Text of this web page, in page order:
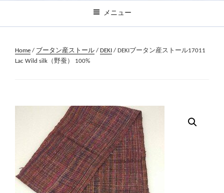
メニュー
Home / ブータン産ストール / DEKI / DEKIブータン産ストール17011
Lac Wild silk（野蚕） 100%